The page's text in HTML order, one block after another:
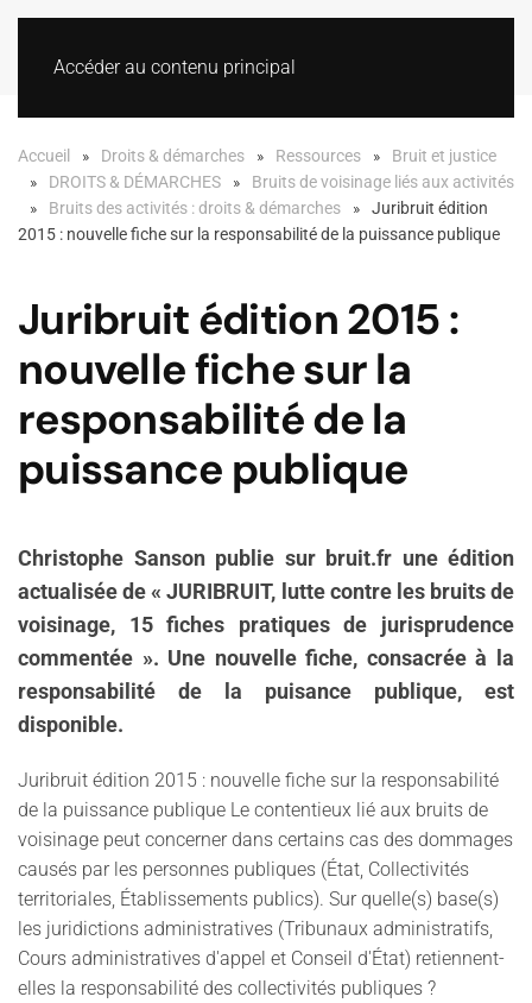
Accéder au contenu principal
Accueil Droits & démarches Ressources
Bruit et justice
DROITS & DÉMARCHES
Bruits de voisinage liés aux activités
Bruits des activités : droits & démarches
Juribruit édition
2015 : nouvelle fiche sur la responsabilité de la puissance publique
Juribruit édition 2015 :
nouvelle fiche sur la
responsabilité de la
puissance publique
Christophe Sanson publie sur bruit.fr une édition
actualisée de « JURIBRUIT, lutte contre les bruits de
voisinage, 15 fiches pratiques de jurisprudence
commentée ». Une nouvelle fiche, consacrée à la
responsabilité de la puisance publique, est
disponible.
Juribruit édition 2015 : nouvelle fiche sur la responsabilité
de la puissance publique Le contentieux lié aux bruits de
voisinage peut concerner dans certains cas des dommages
causés par les personnes publiques (État, Collectivités
territoriales, Établissements publics). Sur quelle(s) base(s)
les juridictions administratives (Tribunaux administratifs,
Cours administratives d'appel et Conseil d'État) retiennent-
elles la responsabilité des collectivités publiques ?